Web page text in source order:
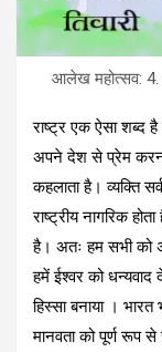
आलेख महोत्‍सव: 4.
राष्ट्र एक ऐसा शब्द है
अपने देश से प्रेम
कहलाता है। व्यक्ति
राष्ट्रीय नागरिक
है। अतः हम सभी को
हमें ईश्वर को धन्यवाद
हिस्सा बनाया ।
मानवता को पूर्ण रूप से